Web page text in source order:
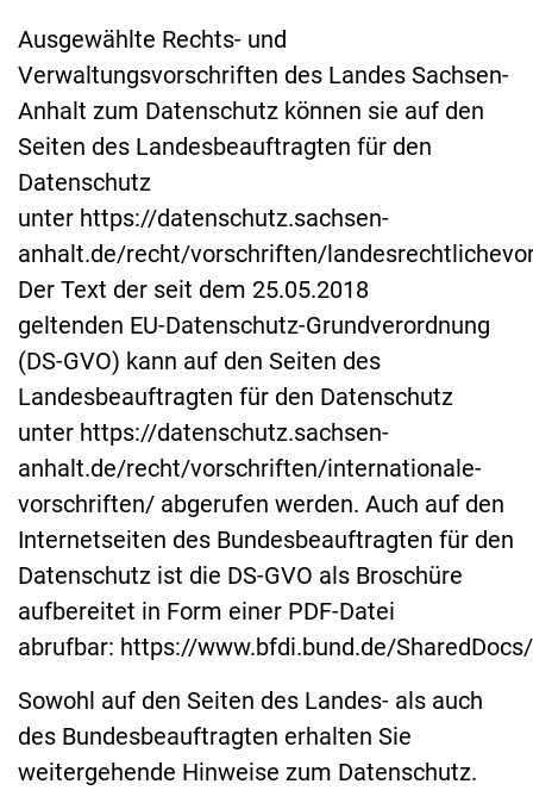
Ausgewählte Rechts- und
Verwaltungsvorschriften des Landes Sachsen-
Anhalt zum Datenschutz können sie auf den
Seiten des Landesbeauftragten für den
Datenschutz
unter https://datenschutz.sachsen-
anhalt.de/recht/vorschriften/
Der Text der seit dem 25.05.2018
geltenden EU-Datenschutz-Grundverordnung
(DS-GVO) kann auf den Seiten des
Landesbeauftragten für den Datenschutz
unter https://datenschutz.sachsen-
anhalt.de/recht/vorschriften/internationale-
vorschriften/ abgerufen werden. Auch auf den
Internetseiten des Bundesbeauftragten für den
Datenschutz ist die DS-GVO als Broschüre
aufbereitet in Form einer PDF-Datei
abrufbar: https://www.bfdi.bund.de/
Sowohl auf den Seiten des Landes- als auch
des Bundesbeauftragten erhalten Sie
weitergehende Hinweise zum Datenschutz.